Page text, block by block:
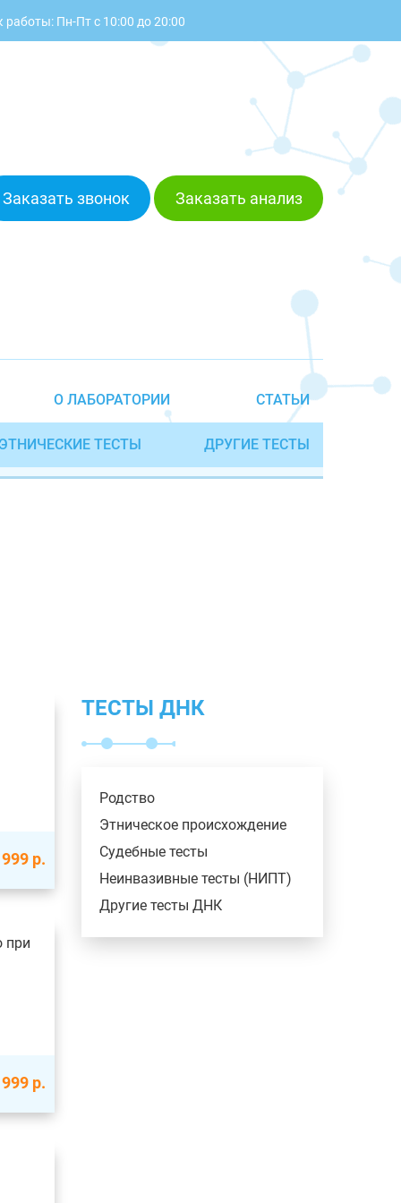
работы: Пн-Пт с 10:00 до 20:00
Заказать звонок Заказать анализ
О ЛАБОРАТОРИИ СТАТЬИ
ЭТНИЧЕСКИЕ ТЕСТЫ ДРУГИЕ ТЕСТЫ
р.
при
р.
ТЕСТЫ ДНК
Родство
Этническое происхождение
Судебные тесты
Неинвазивные тесты (НИПТ)
Другие тесты ДНК